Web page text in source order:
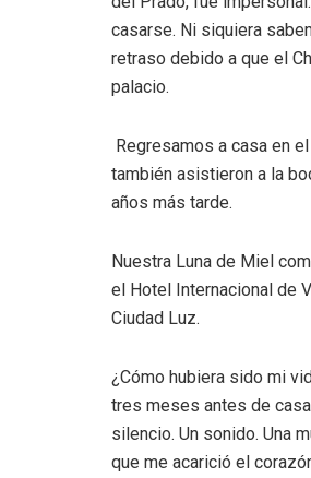
casarse. Ni siquiera
retraso debido a que el
palacio.
Regresamos a casa en
también asistieron a la
años más tarde.
Nuestra Luna de Miel
el Hotel Internacional de
Ciudad Luz.
¿Cómo hubiera sido mi
tres meses antes de
silencio. Un sonido. Una
que me acarició el